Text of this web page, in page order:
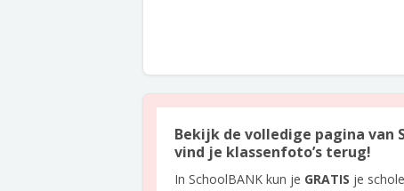
Bekijk de volledige pagina van
vind je klassenfoto’s terug!
In SchoolBANK kun je GRATIS je